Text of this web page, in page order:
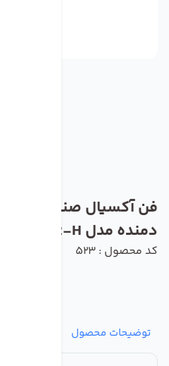
فن آکسیال صنعتی
دمنده مدل VIK-40A4T2-H
کد محصول : 523
توضیحات محصول